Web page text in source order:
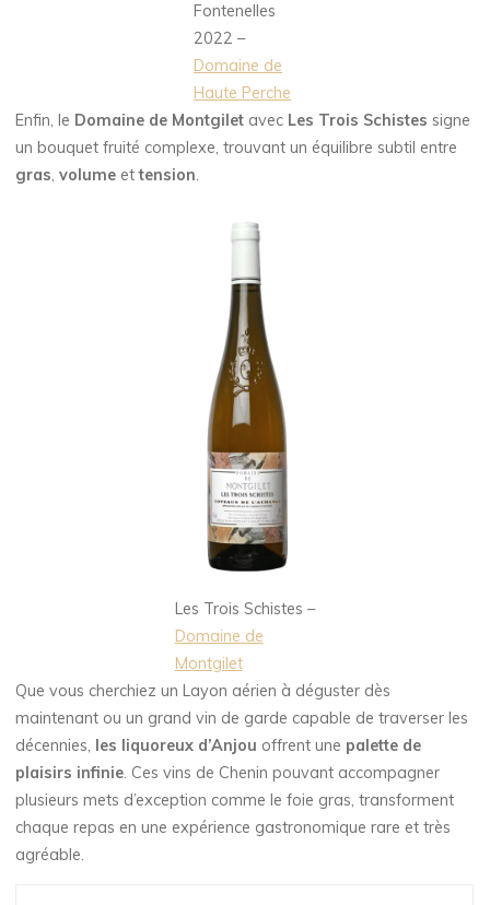
Fontenelles
2022 –
Domaine de
Haute Perche
Enfin, le Domaine de Montgilet avec Les Trois Schistes signe
un bouquet fruité complexe, trouvant un équilibre subtil entre
gras,volume ettension.
Les Trois Schistes –
Domaine de
Montgilet
Que vous cherchiez un Layon aérien à déguster dès
maintenant ou un grand vin de garde capable de traverser les
décennies, les liquoreux d’Anjou offrent une palette de
plaisirs infinie. Ces vins de Chenin pouvant accompagner
plusieurs mets d’exception comme le foie gras, transforment
chaque repas en une expérience gastronomique rare et très
agréable.